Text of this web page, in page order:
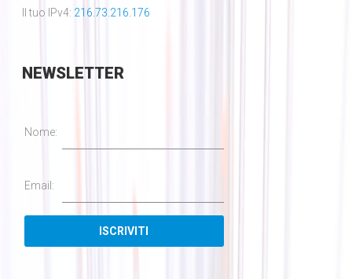
Il tuo IPv4: 216.73.216.176
NEWSLETTER
Nome:
Email: